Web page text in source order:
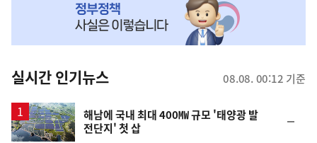
뉴
스
실시간 인기뉴스 08.08. 00:12 기준
해남에 국내 최대 400㎿ 규모 '태양광 발
전단지' 첫 삽